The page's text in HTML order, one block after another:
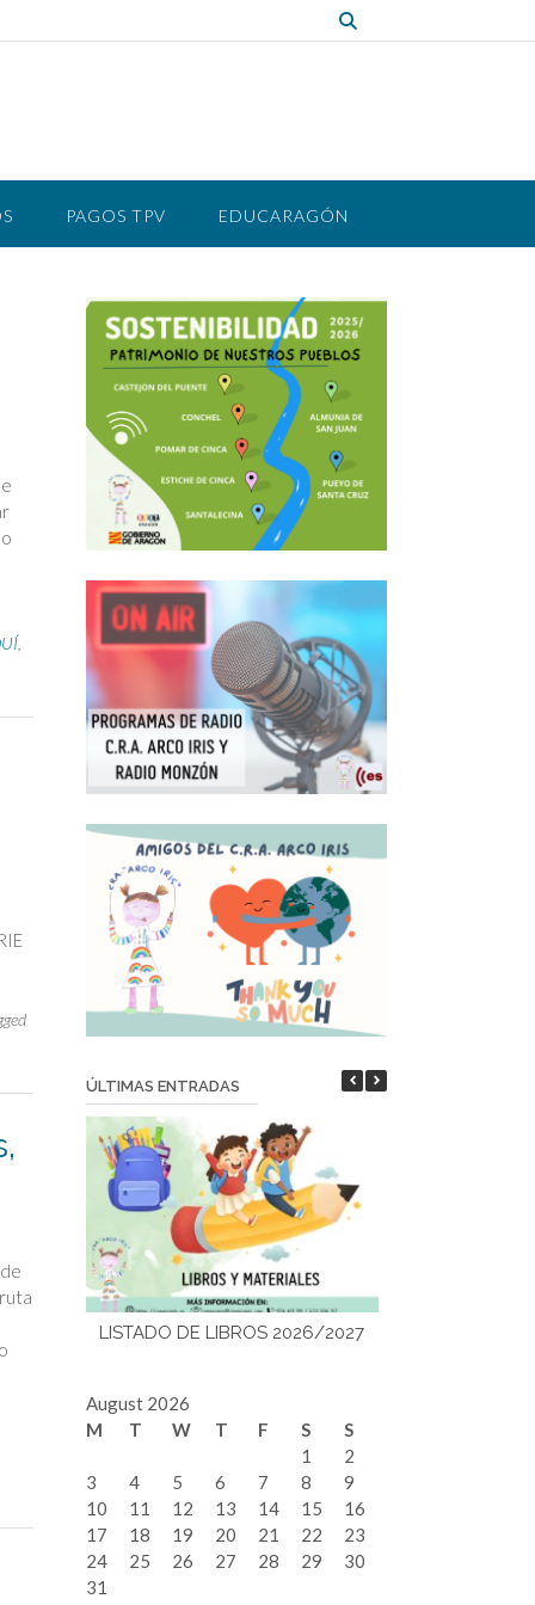
PAGOS TPV EDUCARAGÓN
,
ÚLTIMAS ENTRADAS
LISTADO DE LIBROS 2026/2027
August 2026
M
T W T F S
S
1
2
3
4 5 6 7 8
9
10
11 12 13 14 15
16
17
18 19 20 21 22
23
24
25 26 27 28 29
30
31